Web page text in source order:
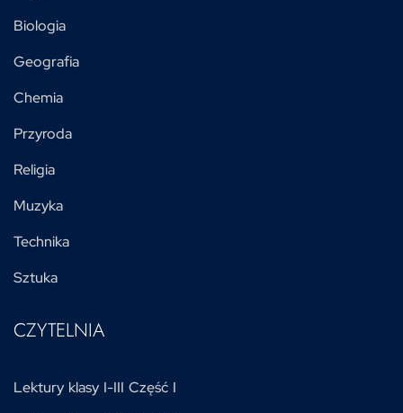
Biologia
Geografia
Chemia
Przyroda
Religia
Muzyka
Technika
Sztuka
CZYTELNIA
Lektury klasy I-III Część I